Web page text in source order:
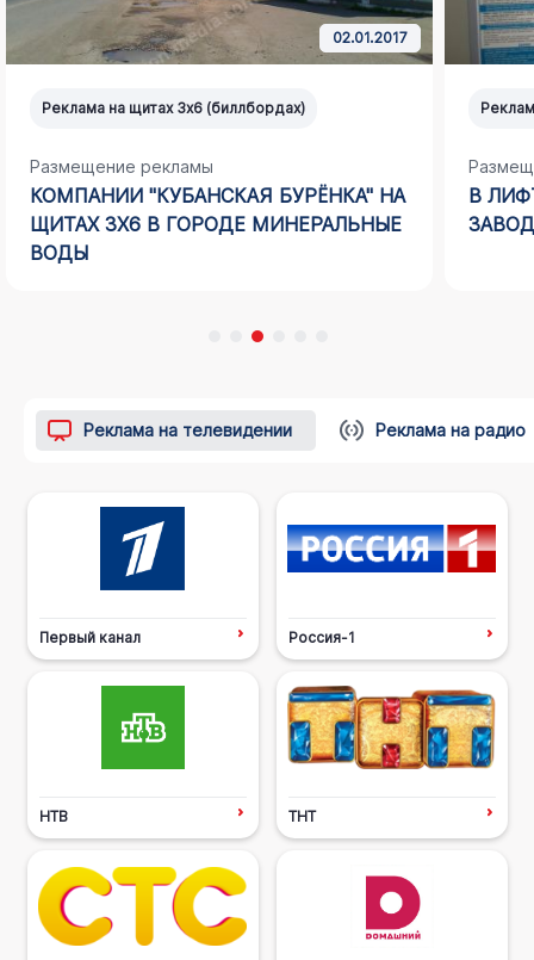
02.01.2017
Реклама на щитах 3х6 (биллбордах)
Размещение рекламы
КОМПАНИИ "КУБАНСКАЯ БУРЁНКА" НА
ЩИТАХ 3Х6 В ГОРОДЕ МИНЕРАЛЬНЫЕ
ВОДЫ
В
Реклама на телевидении Реклама на радио
Первый канал Россия-1
НТВ ТНТ